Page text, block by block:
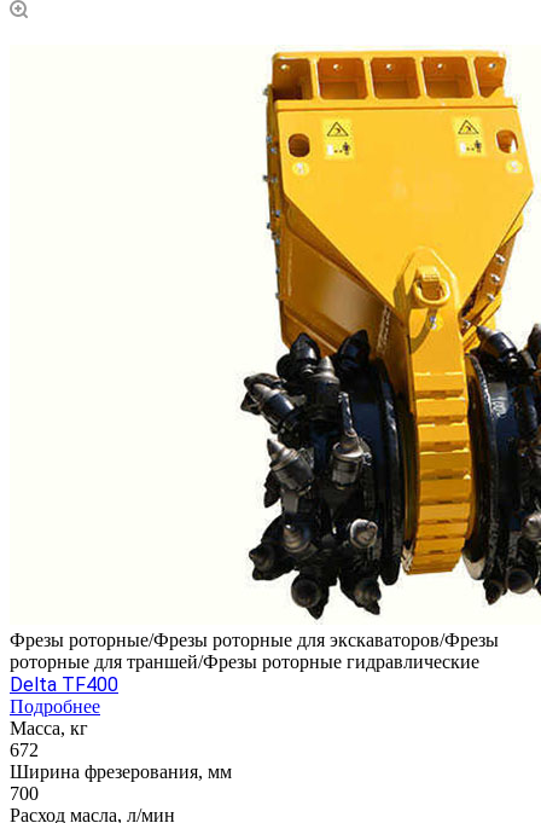
Фрезы роторные/Фрезы роторные для экскаваторов/Фрезы
роторные для траншей/Фрезы роторные гидравлические
Delta TF400
Подробнее
Масса, кг
672
Ширина фрезерования, мм
700
Расход масла, л/мин